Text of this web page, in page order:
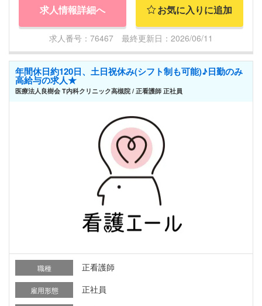
求人情報詳細へ お気に入りに追加
求人番号：76467 最終更新日：2026/06/11
年間休日約120日、土日祝休み(シフト制も可能)♪日勤のみ
高給与の求人★
医療法人良樹会 T内科クリニック高槻院 / 正看護師 正社員
職種 正看護師
雇用形態 正社員